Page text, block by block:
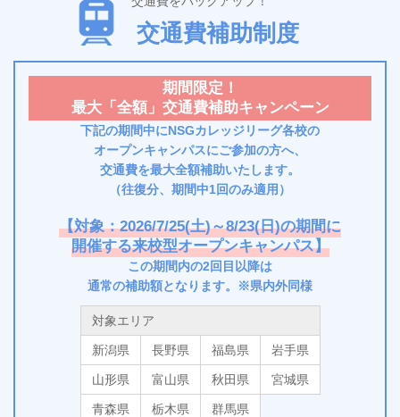
交通費補助制度
期間限定！
最大「全額」交通費補助キャンペーン
下記の期間中にNSGカレッジリーグ各校の
オープンキャンパスにご参加の方へ、
交通費を最大全額補助いたします。
（往復分、期間中1回のみ適用）
【対象：2026/7/25(土)～8/23(日)の期間に
開催する来校型オープンキャンパス】
この期間内の2回目以降は
通常の補助額となります。※県内外同様
対象エリア
新潟県 長野県 福島県 岩手県
山形県 富山県 秋田県 宮城県
青森県 栃木県 群馬県